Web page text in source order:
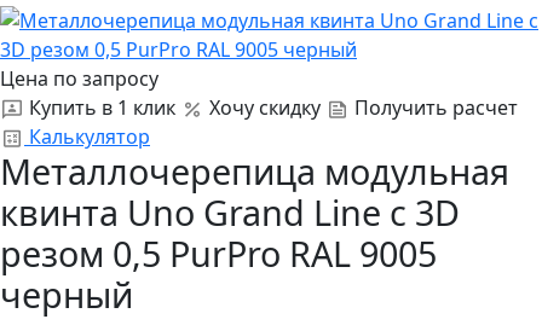
Цена по запросу
Купить в 1 клик
Хочу скидку
Получить расчет
Калькулятор
Металлочерепица модульная
квинта Uno Grand Line c 3D
резом 0,5 PurPro RAL 9005
черный